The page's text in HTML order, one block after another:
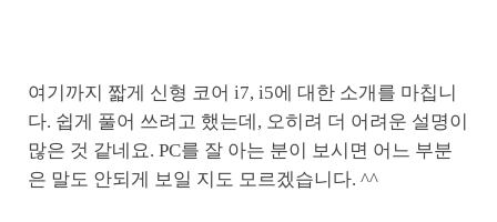
여기까지 짧게 신형 코어 i7, i5에 대한 소개를 마칩니
다. 쉽게 풀어 쓰려고 했는데, 오히려 더 어려운 설명이
많은 것 같네요. PC를 잘 아는 분이 보시면 어느 부분
은 말도 안되게 보일 지도 모르겠습니다. ^^